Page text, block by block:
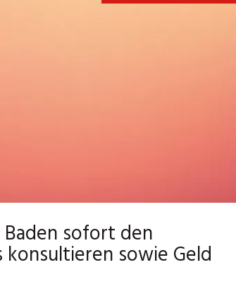
Baden sofort den
konsultieren sowie Geld